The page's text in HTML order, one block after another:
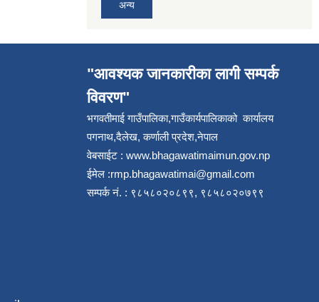
अन्य
"आवश्यक जानकारीका लागी सम्पर्क
विवरण"
भगवतीमाई गाउँपालिका,गाउँकार्यपालिकाको कार्यालय
पगनाथ,दैलेख, कर्णाली प्रदेश,नेपाल
वेबसाईट : www.bhagawatimaimun.gov.np
ईमेल :rmp.bhagawatimai@gmail.com
सम्पर्क नं. : ९८५८०२०८९९, ९८५८०२०७९९